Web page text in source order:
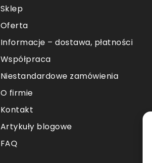
Sklep
Oferta
Informacje – dostawa, płatności
Współpraca
Niestandardowe zamówienia
O firmie
Kontakt
Artykuły blogowe
FAQ